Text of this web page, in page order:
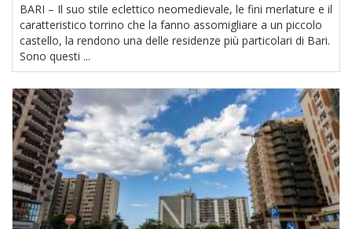
BARI – Il suo stile eclettico neomedievale, le fini merlature e il
caratteristico torrino che la fanno assomigliare a un piccolo
castello, la rendono una delle residenze più particolari di Bari.
Sono questi ...